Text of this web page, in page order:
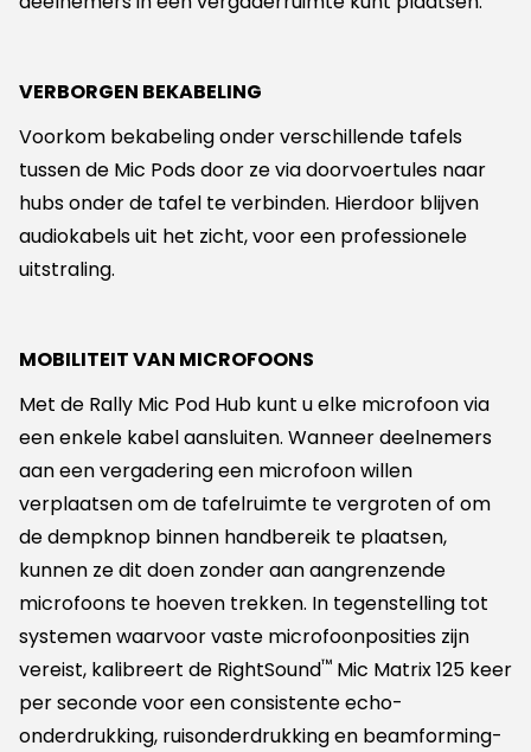
VERBORGEN BEKABELING
Voorkom bekabeling onder verschillende tafels
tussen de Mic Pods door ze via doorvoertules naar
hubs onder de tafel te verbinden. Hierdoor blijven
audiokabels uit het zicht, voor een professionele
uitstraling.
MOBILITEIT VAN MICROFOONS
Met de Rally Mic Pod Hub kunt u elke microfoon via
een enkele kabel aansluiten. Wanneer deelnemers
aan een vergadering een microfoon willen
verplaatsen om de tafelruimte te vergroten of om
de dempknop binnen handbereik te plaatsen,
kunnen ze dit doen zonder aan aangrenzende
microfoons te hoeven trekken. In tegenstelling tot
systemen waarvoor vaste microfoonposities zijn
vereist, kalibreert de RightSound™ Mic Matrix 125 keer
per seconde voor een consistente echo-
onderdrukking, ruisonderdrukking en beamforming-